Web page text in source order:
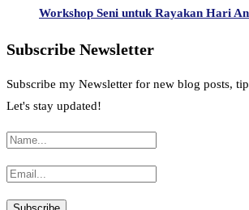
Workshop Seni untuk Rayakan Hari
Subscribe Newsletter
Subscribe my Newsletter for new blog posts,
Let's stay updated!